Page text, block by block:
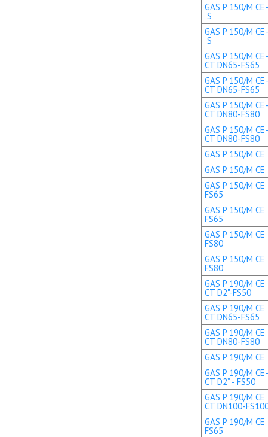
GAS P 150/M
S
GAS P 150/M
S
GAS P 150/M
CT DN65-FS65
GAS P 150/M
CT DN65-FS65
GAS P 150/M
CT DN80-FS80
GAS P 150/M
CT DN80-FS80
GAS P 150/M CE
GAS P 150/M
GAS P 150/M
FS65
GAS P 150/M
FS65
GAS P 150/M
FS80
GAS P 150/M
FS80
GAS P 190/M CE
CT D2"-FS50
GAS P 190/M CE
CT DN65-FS65
GAS P 190/M CE
CT DN80-FS80
GAS P 190/M CE
GAS P 190/M
CT D2” - FS50
GAS P 190/M CE
CT DN100-
GAS P 190/M
FS65